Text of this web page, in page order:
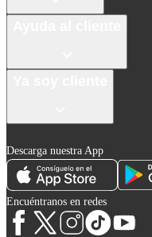
Descarga nuestra App
Encuéntranos en redes